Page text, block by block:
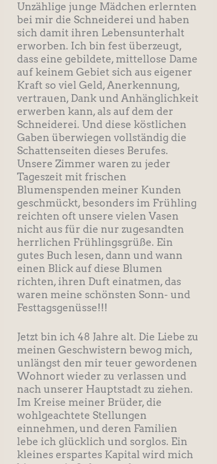
Unzählige junge Mädchen erlernten
bei mir die Schneiderei und haben
sich damit ihren Lebensunterhalt
erworben. Ich bin fest überzeugt,
dass eine gebildete, mittellose Dame
auf keinem Gebiet sich aus eigener
Kraft so viel Geld, Anerkennung,
vertrauen, Dank und Anhänglichkeit
erwerben kann, als auf dem der
Schneiderei. Und diese köstlichen
Gaben überwiegen vollständig die
Schattenseiten dieses Berufes.
Unsere Zimmer waren zu jeder
Tageszeit mit frischen
Blumenspenden meiner Kunden
geschmückt, besonders im Frühling
reichten oft unsere vielen Vasen
nicht aus für die nur zugesandten
herrlichen Frühlingsgrüße. Ein
gutes Buch lesen, dann und wann
einen Blick auf diese Blumen
richten, ihren Duft einatmen, das
waren meine schönsten Sonn- und
Festtagsgenüsse!!!
Jetzt bin ich 48 Jahre alt. Die Liebe zu
meinen Geschwistern bewog mich,
unlängst den mir teuer gewordenen
Wohnort wieder zu verlassen und
nach unserer Hauptstadt zu ziehen.
Im Kreise meiner Brüder, die
wohlgeachtete Stellungen
einnehmen, und deren Familien
lebe ich glücklich und sorglos. Ein
kleines erspartes Kapital wird mich